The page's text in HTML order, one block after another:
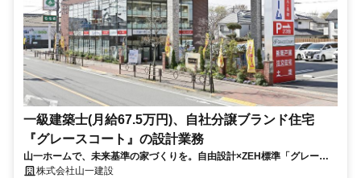
一級建築士(月給67.5万円)、自社分譲ブランド住宅
『グレースコート』の設計業務
山一ホームで、未来基準の家づくりを。自由設計×ZEH標準「グレース
コート」を創る設計士募集。週に1日、リモートワークの相談可。
株式会社山一建設